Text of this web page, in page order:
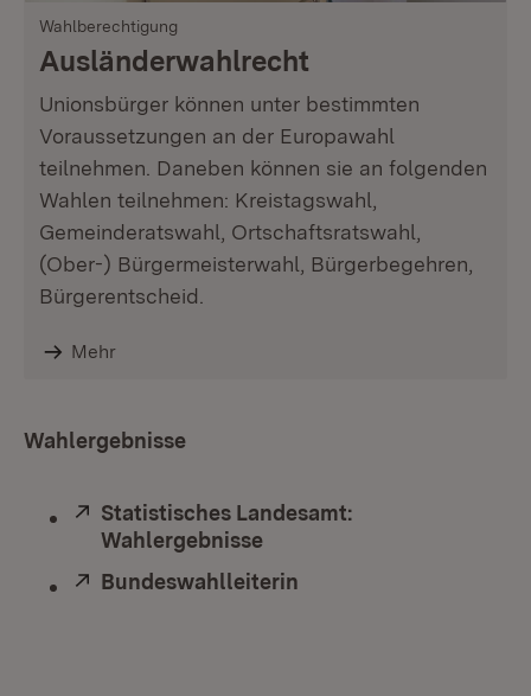
Wahlberechtigung
Ausländerwahlrecht
Unionsbürger können unter bestimmten
Voraussetzungen an der Europawahl
teilnehmen. Daneben können sie an folgenden
Wahlen teilnehmen: Kreistagswahl,
Gemeinderatswahl, Ortschaftsratswahl,
(Ober-) Bürgermeisterwahl, Bürgerbegehren,
Bürgerentscheid.
Mehr
Wahlergebnisse
Extern:
Statistisches Landesamt:
Wahlergebnisse
Extern:
Bundeswahlleiterin